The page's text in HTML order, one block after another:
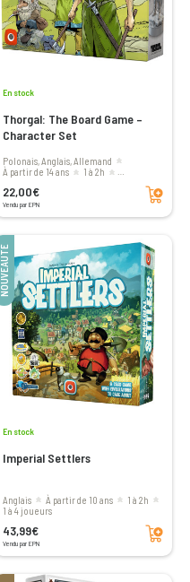
En stock
Thorgal: The Board Game –
Character Set
Polonais, Anglais, Allemand
à partir de 14 ans
1 à 2h
22,00€
Vendu par EPN
Ajouter au panier
NOUVEAUTÉ
En stock
Imperial Settlers
Anglais à partir de 10 ans
1 à 2h
1 à 4 joueurs
43,99€
Vendu par EPN
Ajouter au panier